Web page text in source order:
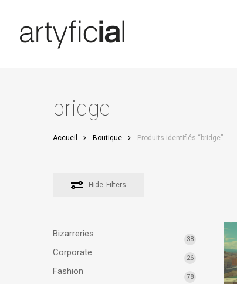
content
bridge
Accueil Boutique Produits identifiés “bridge”
Hide Filters
Bizarreries
38
Corporate
26
Fashion
78